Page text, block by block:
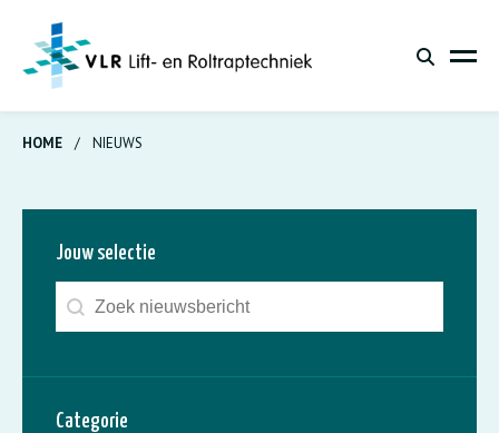
HOME / NIEUWS
Jouw selectie
Zoeken - nieuws
Search content
Categorie